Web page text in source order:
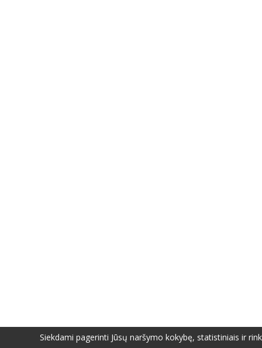
Siekdami pagerinti Jūsų naršymo kokybę, statistiniais ir